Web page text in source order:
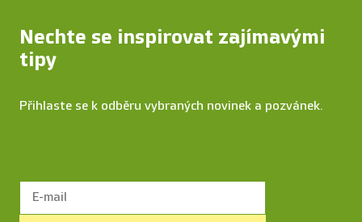
Nechte se inspirovat zajímavými
tipy
Přihlaste se k odběru vybraných novinek a pozvánek.